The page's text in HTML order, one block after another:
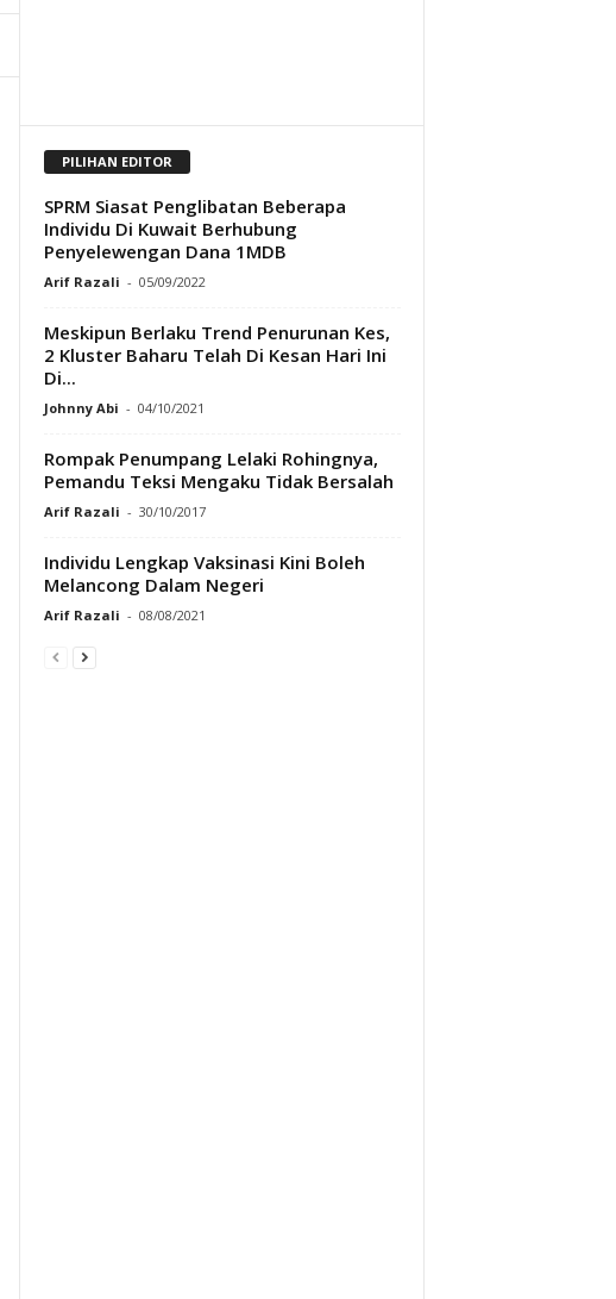
PILIHAN EDITOR
SPRM Siasat Penglibatan Beberapa
Individu Di Kuwait Berhubung
Penyelewengan Dana 1MDB
Arif Razali - 05/09/2022
Meskipun Berlaku Trend Penurunan Kes,
2 Kluster Baharu Telah Di Kesan Hari Ini
Di...
Johnny Abi - 04/10/2021
Rompak Penumpang Lelaki Rohingnya,
Pemandu Teksi Mengaku Tidak Bersalah
Arif Razali - 30/10/2017
Individu Lengkap Vaksinasi Kini Boleh
Melancong Dalam Negeri
Arif Razali - 08/08/2021